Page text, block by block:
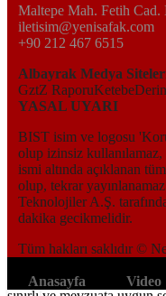
Maltepe Mah. Fetih
iletisim@yenisafak.com
+90 212 467 6515
Albayrak Medya
GztZ RaporuKetebe
YASAL UYARI
BIST isim ve logosu
olup izinsiz
ismi altında açıklanan
olup, tekrar
Teknolojiler A.Ş.
dakika gecikmelidir.
Tüm hakları saklıdır ©
Anasayfa Video
Kapat
6698 sayılı Kişisel